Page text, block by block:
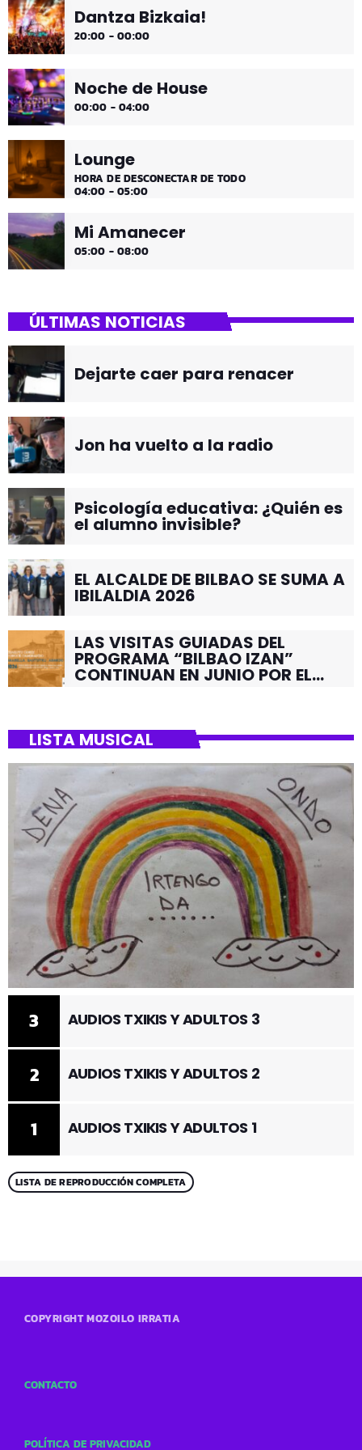
Dantza Bizkaia!
20:00 - 00:00
Noche de House
00:00 - 04:00
Lounge
HORA DE DESCONECTAR DE TODO
04:00 - 05:00
Mi Amanecer
05:00 - 08:00
ÚLTIMAS NOTICIAS
Dejarte caer para renacer
Jon ha vuelto a la radio
Psicología educativa: ¿Quién es
el alumno invisible?
EL ALCALDE DE BILBAO SE SUMA A
IBILALDIA 2026
LAS VISITAS GUIADAS DEL
PROGRAMA “BILBAO IZAN”
CONTINUAN EN JUNIO POR EL
LISTA MUSICAL
1 AUDIOS TXIKIS Y ADULTOS 1
2 AUDIOS TXIKIS Y ADULTOS 2
3 AUDIOS TXIKIS Y ADULTOS 3
LISTA DE REPRODUCCIÓN COMPLETA
COPYRIGHT MOZOILO IRRATIA
CONTACTO
POLÍTICA DE PRIVACIDAD